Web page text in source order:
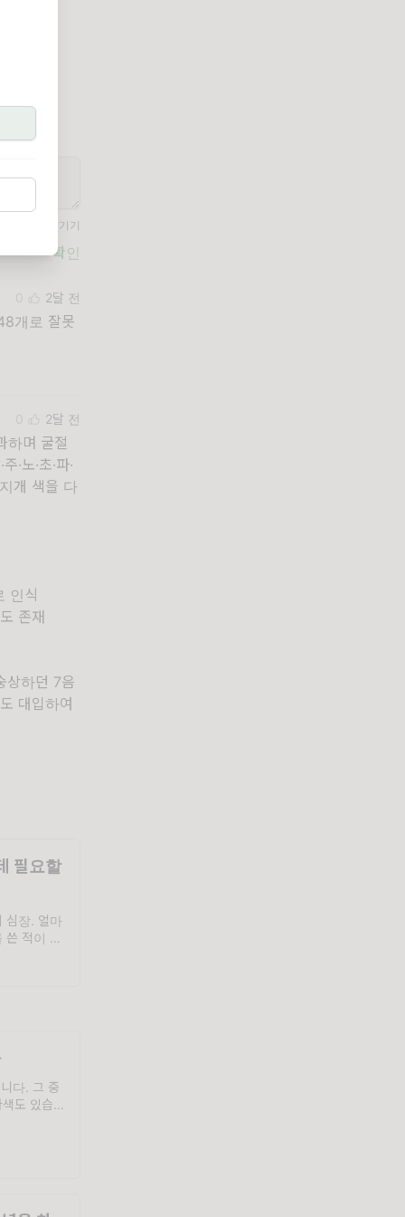
개로 댓글 남기기
확인
0 2달 전
개로 잘못
0 2달 전
하며 굴절
노·초·파·
개 색을 다
인식
존재
상하던 7음
대입하여
필요할
심장. 얼마
쓴 적이 있
됐습니
다. 그 중
도 있습니
대에는 이